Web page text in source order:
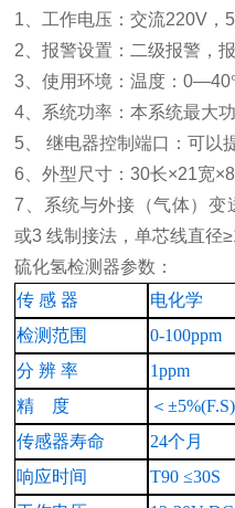
1、工作电压：交流220V，
2、报警设置：二级报警，
3、使用环境：温度：
4、系统功率：本系统最大功
5、 继电器控制端口：可以
6、外型尺寸：30长×21宽×8
7、系统与外接（气体）变
或3 线制接法，单芯线直径
硫化氢检测器参数：
传 感 器
电化学
检测范围
0-100ppm
分 辨 率
1ppm
精
度 ＜ ±5%(F.S)
传感器寿命
24个月
响应时间
T90 ≤30S